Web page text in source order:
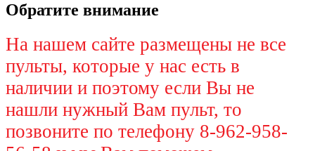
Обратите внимание
На нашем сайте размещены не все
пульты, которые у нас есть в
наличии и поэтому если Вы не
нашли нужный Вам пульт, то
позвоните по телефону 8-962-958-